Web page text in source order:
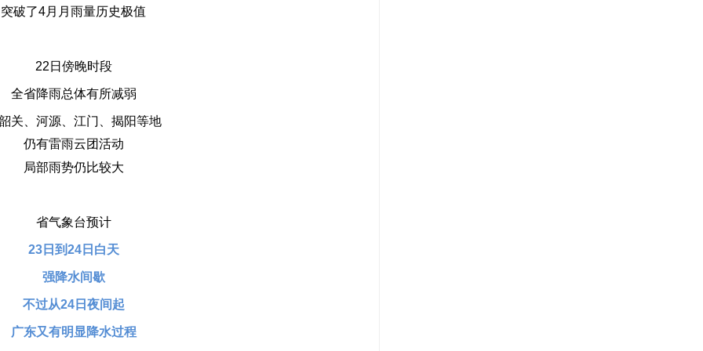
突破了4月月雨量历史极值
22日傍晚时段
全省降雨总体有所减弱
关、河源、江门、揭阳等地
仍有雷雨云团活动
局部雨势仍比较大
省气象台预计
23日到24日白天
强降水间歇
不过从24日夜间起
广东又有明显降水过程